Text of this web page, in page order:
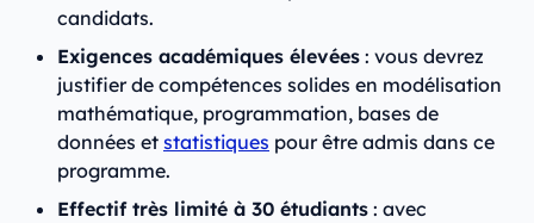
candidats.
Exigences académiques élevées : vous devrez
justifier de compétences solides en modélisation
mathématique, programmation, bases de
données et statistiques pour être admis dans ce
programme.
Effectif très limité à 30 étudiants : avec